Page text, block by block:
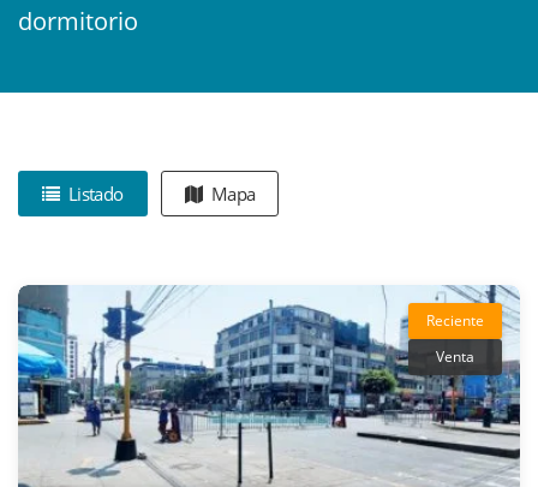
dormitorio
Listado Mapa
Reciente
Venta